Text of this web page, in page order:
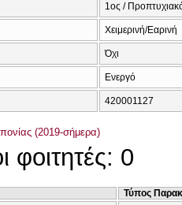
1ος /
Χειμερινή/Εαρινή
Όχι
Ενεργό
420001127
(2019-σήμερα)
φοιτητές: 0
Τύπος